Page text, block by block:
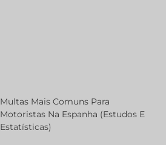
Multas Mais Comuns Para
Motoristas Na Espanha (estudos E
Estatísticas)